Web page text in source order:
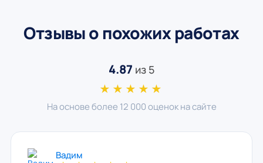
Отзывы о похожих работах
4.87 из 5
★★★★★
На основе более 12 000 оценок на сайте
Вадим